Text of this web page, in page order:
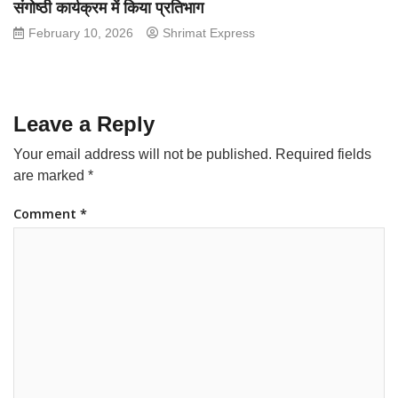
संगोष्ठी कार्यक्रम में किया प्रतिभाग
February 10, 2026 Shrimat Express
Leave a Reply
Your email address will not be published. Required fields
are marked *
Comment *